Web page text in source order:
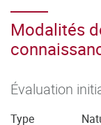
Modalités
Évaluation
Type